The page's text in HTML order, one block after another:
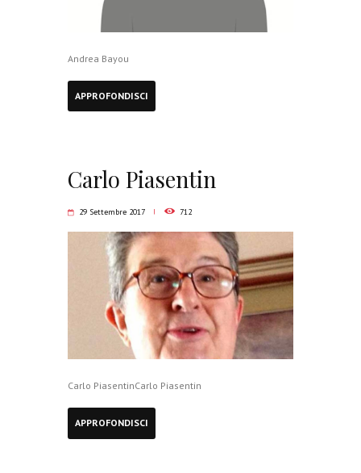
Andrea Bayou
APPROFONDISCI
Carlo Piasentin
29 Settembre 2017 712
Carlo PiasentinCarlo Piasentin
APPROFONDISCI